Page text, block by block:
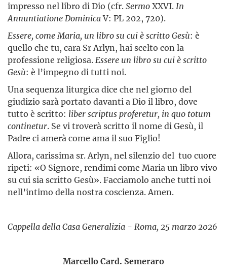
impresso nel libro di Dio (cfr.SermoXXVI. In
Annuntiatione DominicaV: PL 202, 720).
Essere, come Maria, un libro su cui è scritto Gesù: è
quello che tu, cara Sr Arlyn, hai scelto con la
professione religiosa. Essere un libro su cui è scritto
Gesù: è l’impegno di tutti noi.
Una sequenza liturgica dice che nel giorno del
giudizio sarà portato davanti a Dio il libro, dove
tutto è scritto: liber scriptus proferetur, in quo totum
continetur. Se vi troverà scritto il nome di Gesù, il
Padre ci amerà come ama il suo Figlio!
Allora, carissima sr. Arlyn, nel silenzio del tuo cuore
ripeti: «O Signore, rendimi come Maria un libro vivo
su cui sia scritto Gesù». Facciamolo anche tutti noi
nell’intimo della nostra coscienza. Amen.
Cappella della Casa Generalizia - Roma, 25 marzo 2026
Marcello Card. Semeraro